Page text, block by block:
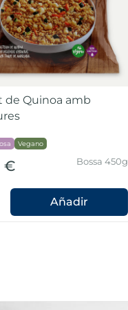
de Quinoa amb
Vegano
€ Bossa 450g
Añadir